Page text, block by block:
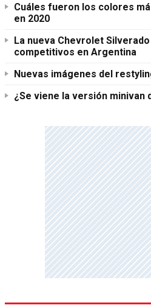
Cuáles fueron los colores
en 2020
La nueva Chevrolet
competitivos en Argentina
Nuevas imágenes del
¿Se viene la versión minivan